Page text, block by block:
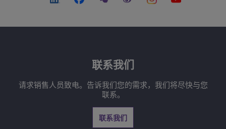
联系我们
请求销售人员致电。告诉我们您的需求，我们将尽快与您
联系。
联系我们